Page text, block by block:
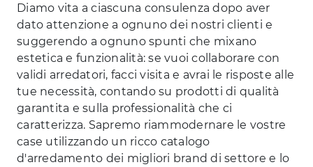
Diamo vita a ciascuna consulenza dopo aver
dato attenzione a ognuno dei nostri clienti e
suggerendo a ognuno spunti che mixano
estetica e funzionalità: se vuoi collaborare con
validi arredatori, facci visita e avrai le risposte alle
tue necessità, contando su prodotti di qualità
garantita e sulla professionalità che ci
caratterizza. Sapremo riammodernare le vostre
case utilizzando un ricco catalogo
d'arredamento dei migliori brand di settore e lo